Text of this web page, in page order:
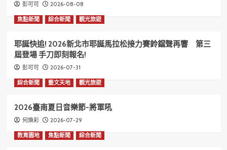
彭可可 2026-08-08
焦點新聞 綜合新聞 觀光旅遊
耶誕快追! 2026新北市耶誕馬拉松接力賽鈴鐺聲再響 第三
屆登場 手刀即刻報名!
彭可可 2026-07-31
綜合新聞 藝文天地 觀光旅遊
2026臺南夏日音樂節-將軍吼
何煥彩 2026-07-29
教育園地 焦點新聞 綜合新聞